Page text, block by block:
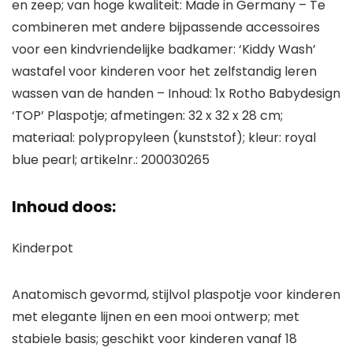
en zeep; van hoge kwaliteit: Made in Germany – Te
combineren met andere bijpassende accessoires
voor een kindvriendelijke badkamer: ‘Kiddy Wash’
wastafel voor kinderen voor het zelfstandig leren
wassen van de handen – Inhoud: 1x Rotho Babydesign
‘TOP’ Plaspotje; afmetingen: 32 x 32 x 28 cm;
materiaal: polypropyleen (kunststof); kleur: royal
blue pearl; artikelnr.: 200030265
Inhoud doos:
Kinderpot
Anatomisch gevormd, stijlvol plaspotje voor kinderen
met elegante lijnen en een mooi ontwerp; met
stabiele basis; geschikt voor kinderen vanaf 18